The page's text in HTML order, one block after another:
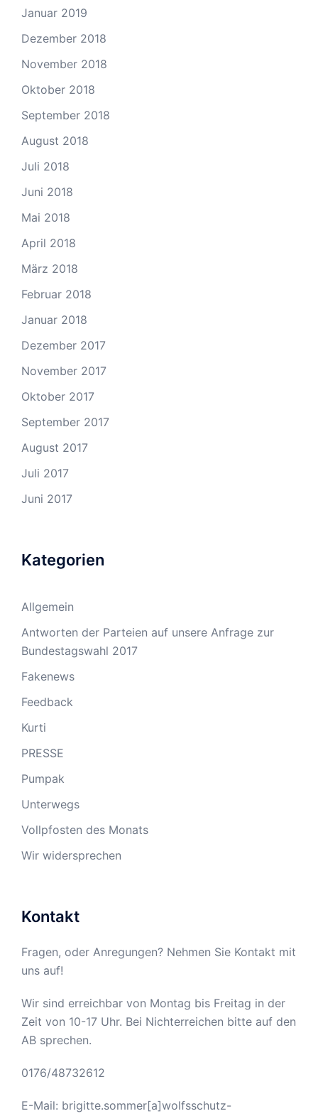
Januar 2019
Dezember 2018
November 2018
Oktober 2018
September 2018
August 2018
Juli 2018
Juni 2018
Mai 2018
April 2018
März 2018
Februar 2018
Januar 2018
Dezember 2017
November 2017
Oktober 2017
September 2017
August 2017
Juli 2017
Juni 2017
Kategorien
Allgemein
Antworten der Parteien auf unsere Anfrage zur
Bundestagswahl 2017
Fakenews
Feedback
Kurti
PRESSE
Pumpak
Unterwegs
Vollpfosten des Monats
Wir widersprechen
Kontakt
Fragen, oder Anregungen? Nehmen Sie Kontakt mit
uns auf!
Wir sind erreichbar von Montag bis Freitag in der
Zeit von 10-17 Uhr. Bei Nichterreichen bitte auf den
AB sprechen.
0176/48732612
E-Mail: brigitte.sommer[a]wolfsschutz-